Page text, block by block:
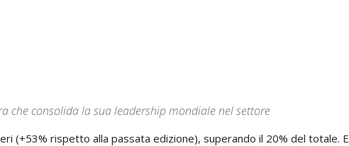
che consolida la sua leadership mondiale nel settore
(+53% rispetto alla passata edizione), superando il 20% del totale. E